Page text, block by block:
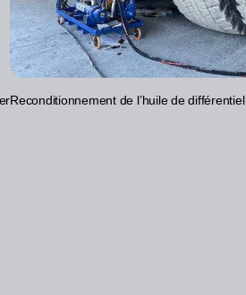
Reconditionnement de l’huile de différentiel